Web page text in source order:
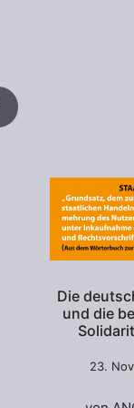
Die
und die
23.